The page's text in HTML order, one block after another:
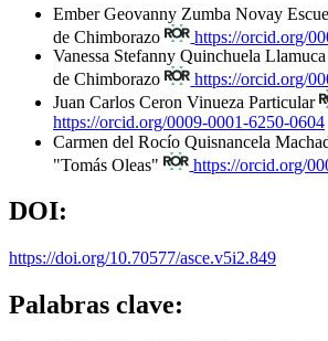
Ember Geovanny Zumba Novay
de Chimborazo
https://orcid.org/
Vanessa Stefanny Quinchuela Llamuca
de Chimborazo
https://orcid.org/
Juan Carlos Ceron Vinueza Particular
https://orcid.org/0009-0001-6250-0604
Carmen del Rocío Quisnancela
"Tomás Oleas"
https://orcid.org/
DOI:
https://doi.org/10.70577/asce.v5i2.849
Palabras clave: